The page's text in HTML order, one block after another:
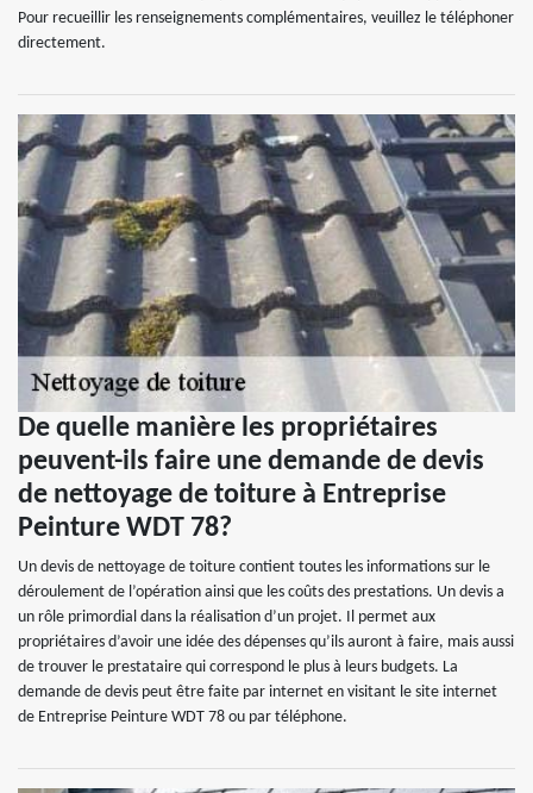
Pour recueillir les renseignements complémentaires, veuillez le téléphoner
directement.
De quelle manière les propriétaires
peuvent-ils faire une demande de devis
de nettoyage de toiture à Entreprise
Peinture WDT 78?
Un devis de nettoyage de toiture contient toutes les informations sur le
déroulement de l’opération ainsi que les coûts des prestations. Un devis a
un rôle primordial dans la réalisation d’un projet. Il permet aux
propriétaires d’avoir une idée des dépenses qu’ils auront à faire, mais aussi
de trouver le prestataire qui correspond le plus à leurs budgets. La
demande de devis peut être faite par internet en visitant le site internet
de Entreprise Peinture WDT 78 ou par téléphone.